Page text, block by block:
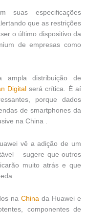
suas especificações
que as restrições
o último dispositivo da
de empresas como
ampla distribuição de
Digital será crítica. É aí
porque dados
de smartphones da
na China .
vê a adição de um
– sugere que outros
muito atrás e que
na China da Huawei e
componentes de